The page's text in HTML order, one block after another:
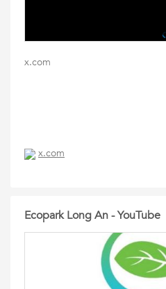
x.com
x.com
Ecopark Long An - YouTube